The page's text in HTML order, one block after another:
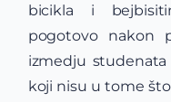
bicikla i
pogotovo nakon
izmedju
koji nisu u tome